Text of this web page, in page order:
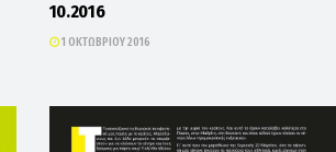
10.2016
1 ΟΚΤΩΒΡΊΟΥ 2016